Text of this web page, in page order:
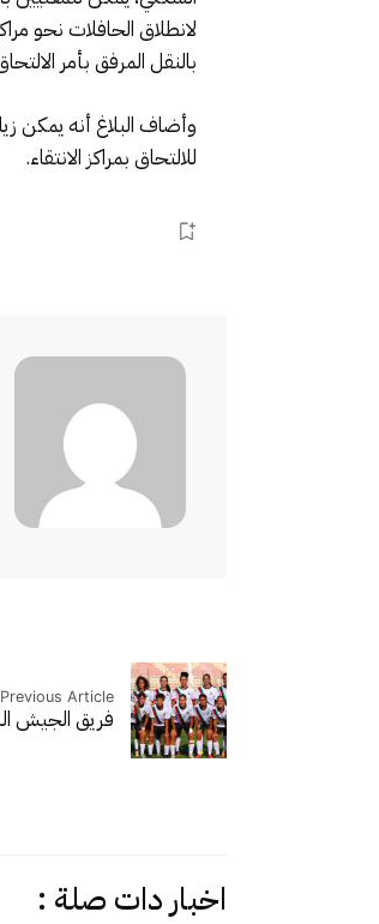
لانطلاق الحافلات نحو
بالنقل المرفق بأمر
وأضاف البلاغ أنه يمكن
للالتحاق بمراكز الانتقاء.
Previous Article
فريق الجيش
اخبار دات صلة :